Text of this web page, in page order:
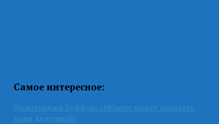
Самое интересное:
Джанлуиджи Буффон: «Мбаппе может называть
меня дедушкой»